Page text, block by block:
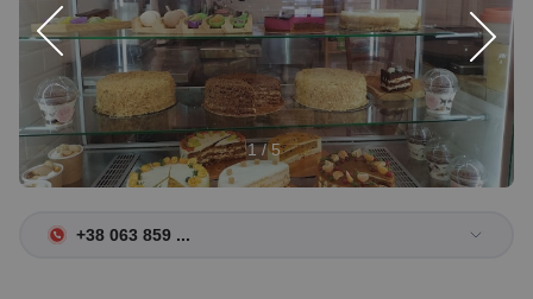
1 / 5
+38 063 859 ...